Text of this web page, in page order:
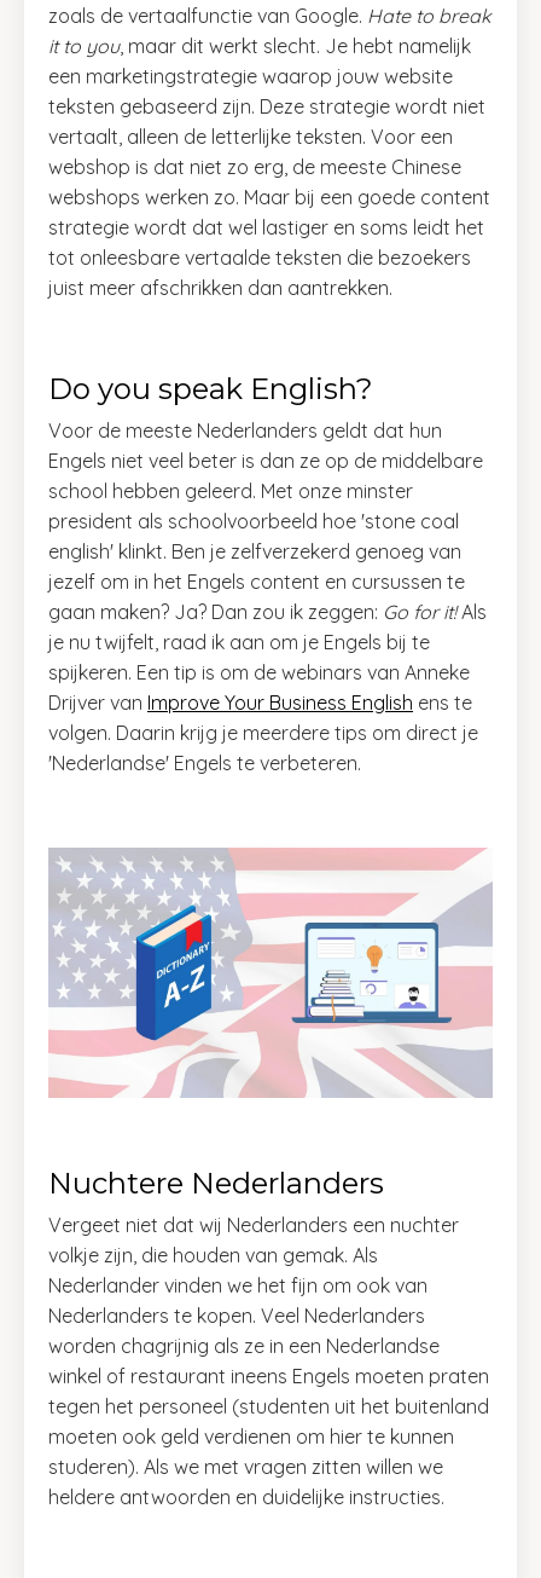
zoals de vertaalfunctie van Google. Hate to break
it to you, maar dit werkt slecht. Je hebt namelijk
een marketingstrategie waarop jouw website
teksten gebaseerd zijn. Deze strategie wordt niet
vertaalt, alleen de letterlijke teksten. Voor een
webshop is dat niet zo erg, de meeste Chinese
webshops werken zo. Maar bij een goede content
strategie wordt dat wel lastiger en soms leidt het
tot onleesbare vertaalde teksten die bezoekers
juist meer afschrikken dan aantrekken.
Do you speak English?
Voor de meeste Nederlanders geldt dat hun
Engels niet veel beter is dan ze op de middelbare
school hebben geleerd. Met onze minster
president als schoolvoorbeeld hoe 'stone coal
english' klinkt. Ben je zelfverzekerd genoeg van
jezelf om in het Engels content en cursussen te
gaan maken? Ja? Dan zou ik zeggen: Go for it!Als
je nu twijfelt, raad ik aan om je Engels bij te
spijkeren. Een tip is om de webinars van Anneke
Drijver van Improve Your Business English ens te
volgen. Daarin krijg je meerdere tips om direct je
'Nederlandse' Engels te verbeteren.
Nuchtere Nederlanders
Vergeet niet dat wij Nederlanders een nuchter
volkje zijn, die houden van gemak. Als
Nederlander vinden we het fijn om ook van
Nederlanders te kopen. Veel Nederlanders
worden chagrijnig als ze in een Nederlandse
winkel of restaurant ineens Engels moeten praten
tegen het personeel (studenten uit het buitenland
moeten ook geld verdienen om hier te kunnen
studeren). Als we met vragen zitten willen we
heldere antwoorden en duidelijke instructies.